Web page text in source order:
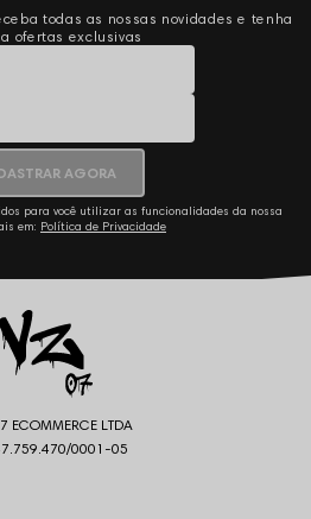
todas as nossas novidades e tenha
ofertas exclusivas
AGORA
para você utilizar as funcionalidades da nossa
em: Política de Privacidade
ECOMMERCE LTDA
0001-05